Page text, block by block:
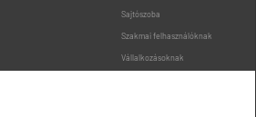
Sajtószoba
Szakmai felhasználóknak
Vállalkozásoknak